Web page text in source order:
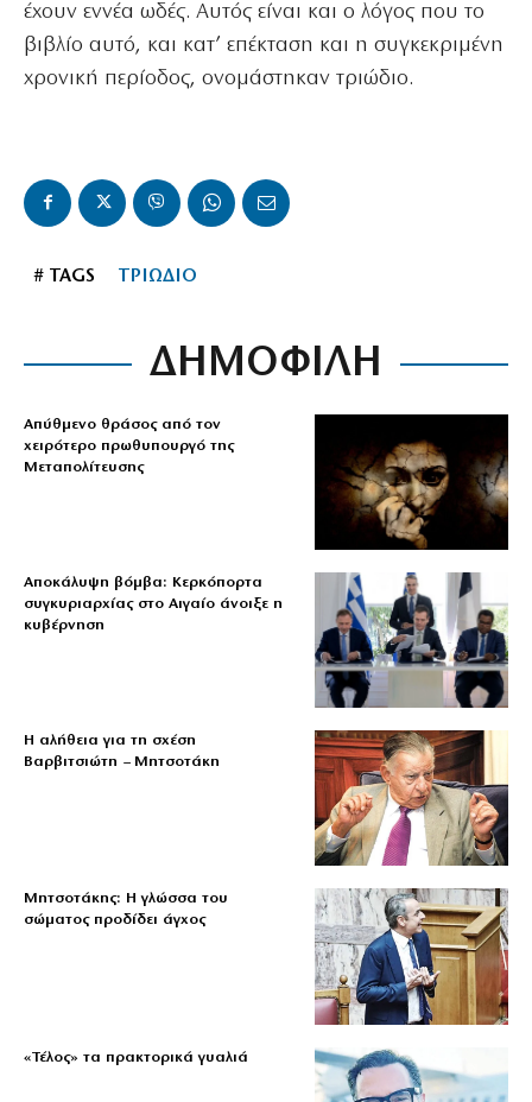
έχουν εννέα ωδές. Αυτός είναι και ο λόγος που το
βιβλίο αυτό, και κατ’ επέκταση και η συγκεκριμένη
χρονική περίοδος, ονομάστηκαν τριώδιο.
# TAGS ΤΡΙΩΔΙΟ
ΔΗΜΟΦΙΛΗ
Απύθμενο θράσος από τον
χειρότερο πρωθυπουργό της
Μεταπολίτευσης
Αποκάλυψη βόμβα: Κερκόπορτα
συγκυριαρχίας στο Αιγαίο άνοιξε η
κυβέρνηση
Η αλήθεια για τη σχέση
Βαρβιτσιώτη – Μητσοτάκη
Μητσοτάκης: Η γλώσσα του
σώματος προδίδει άγχος
«Τέλος» τα πρακτορικά γυαλιά